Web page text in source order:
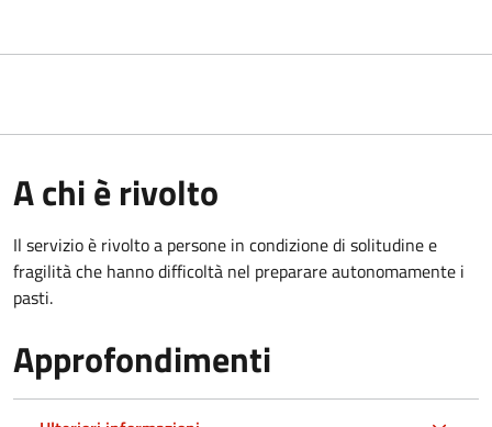
A chi è rivolto
Il servizio è rivolto a persone in condizione di solitudine e
fragilità che hanno difficoltà nel preparare autonomamente i
pasti.
Approfondimenti